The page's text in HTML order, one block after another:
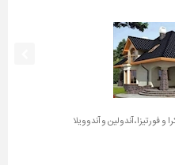
فورتیزا، آندولین و آندوویلا